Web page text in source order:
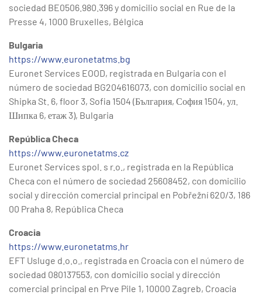
sociedad BE0506.980.396 y domicilio social en Rue de la
Presse 4, 1000 Bruxelles, Bélgica
Bulgaria
https://www.euronetatms.bg
Euronet Services EOOD, registrada en Bulgaria con el
número de sociedad BG204616073, con domicilio social en
Shipka St. 6, floor 3, Sofia 1504 (България, София 1504, ул.
Шипка 6, етаж 3), Bulgaria
República Checa
https://www.euronetatms.cz
Euronet Services spol. s r.o., registrada en la República
Checa con el número de sociedad 25608452, con domicilio
social y dirección comercial principal en Pobřežní 620/3, 186
00 Praha 8, República Checa
Croacia
https://www.euronetatms.hr
EFT Usluge d.o.o., registrada en Croacia con el número de
sociedad 080137553, con domicilio social y dirección
comercial principal en Prve Pile 1, 10000 Zagreb, Croacia